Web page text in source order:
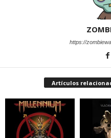
https://
Artículos